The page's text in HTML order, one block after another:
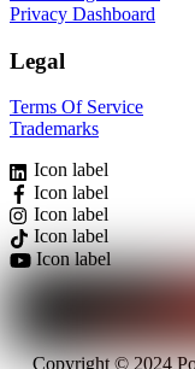
Privacy Dashboard
Legal
Terms Of Service
Trademarks
Icon label
Icon label
Icon label
Icon label
Icon label
Copyright © 2024